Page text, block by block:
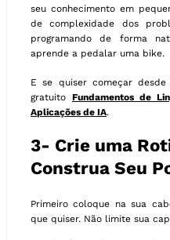
seu conhecimento em
de complexidade dos
programando de forma
aprende a pedalar uma bike.
E se quiser começar desde
gratuitoFundamentos de
Aplicações de IA.
3- Crie uma
Construa Seu
Primeiro coloque na sua
que quiser. Não limite sua